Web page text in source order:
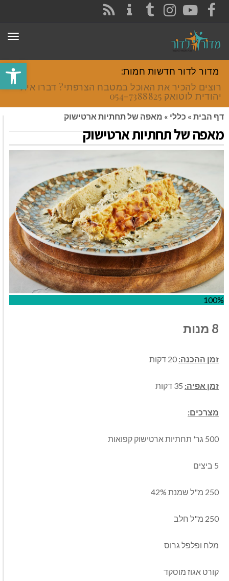
פתח
FACEBOOK
YOUTUBE
INSTAGRAM
TUMBLR
מדור לדור חדשות חמות:
רוצים להכיר את האוכל במטבח הצרפתי? דברו איתי
יהודית לוטואק 054-7388825.
דף הבית » כללי » מאפה של תחתיות ארטישוק
מאפה של תחתיות ארטישוק
100%
8 מנות
זמן ההכנה:
זמן אפיה:
מצרכים:
500 גר' תחתיות ארטישוק קפואות
5 ביצים
250 מ"ל שמנת
250 מ"ל חלב
מלח ופלפל גרוס
קורט אגוז מוסקד